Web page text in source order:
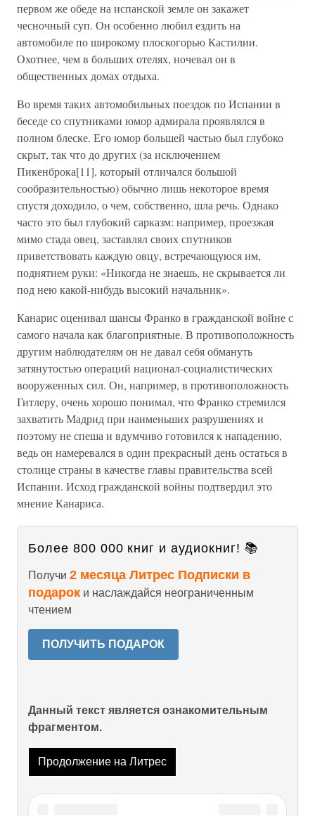
первом же обеде на испанской земле он закажет
чесночный суп. Он особенно любил ездить на
автомобиле по широкому плоскогорью Кастилии.
Охотнее, чем в больших отелях, ночевал он в
общественных домах отдыха.
Во время таких автомобильных поездок по Испании в
беседе со спутниками юмор адмирала проявлялся в
полном блеске. Его юмор большей частью был глубоко
скрыт, так что до других (за исключением
Пикенброка[11], который отличался большой
сообразительностью) обычно лишь некоторое время
спустя доходило, о чем, собственно, шла речь. Однако
часто это был глубокий сарказм: например, проезжая
мимо стада овец, заставлял своих спутников
приветствовать каждую овцу, встречающуюся им,
поднятием руки: «Никогда не знаешь, не скрывается ли
под нею какой-нибудь высокий начальник».
Канарис оценивал шансы Франко в гражданской войне с
самого начала как благоприятные. В противоположность
другим наблюдателям он не давал себя обмануть
затянутостью операций национал-социалистических
вооруженных сил. Он, например, в противоположность
Гитлеру, очень хорошо понимал, что Франко стремился
захватить Мадрид при наименьших разрушениях и
поэтому не спеша и вдумчиво готовился к нападению,
ведь он намеревался в один прекрасный день остаться в
столице страны в качестве главы правительства всей
Испании. Исход гражданской войны подтвердил это
мнение Канариса.
Более 800 000 книг и аудиокниг! 📚
Получи 2 месяца Литрес Подписки в
подарок и наслаждайся неограниченным
чтением
ПОЛУЧИТЬ ПОДАРОК
Данный текст является ознакомительным
фрагментом.
Продолжение на Литрес